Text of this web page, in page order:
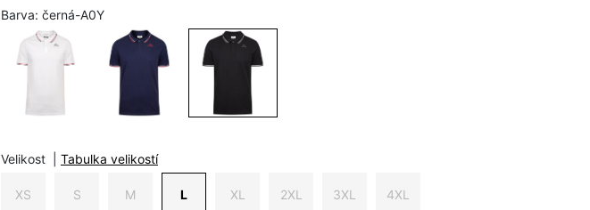
Barva: černá-A0Y
Velikost Tabulka velikostí
XS S M L XL 2XL 3XL 4XL